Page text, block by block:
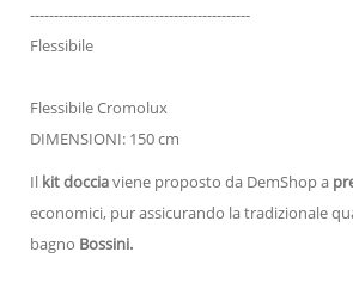
----------------------------------------------
Flessibile
Flessibile Cromolux
DIMENSIONI: 150 cm
Il kitdocciaviene proposto da DemShop a
economici, pur assicurando la tradizionale
bagno Bossini.